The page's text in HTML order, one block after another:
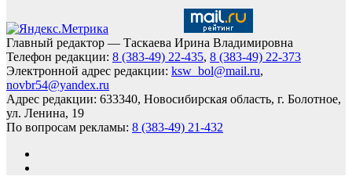
Главный редактор — Таскаева Ирина Владимировна
Телефон редакции: 8 (383-49) 22-435, 8 (383-49) 22-373
Электронной адрес редакции: ksw_bol@mail.ru,
novbr54@yandex.ru
Адрес редакции: 633340, Новосибирская область, г. Болотное,
ул. Ленина, 19
По вопросам рекламы: 8 (383-49) 21-432